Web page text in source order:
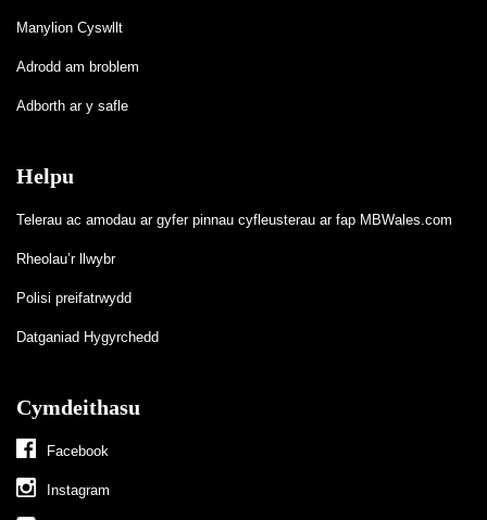
Manylion Cyswllt
Adrodd am broblem
Adborth ar y safle
Helpu
Telerau ac amodau ar gyfer pinnau cyfleusterau ar fap MBWales.com
Rheolau’r llwybr
Polisi preifatrwydd
Datganiad Hygyrchedd
Cymdeithasu
Facebook
Instagram